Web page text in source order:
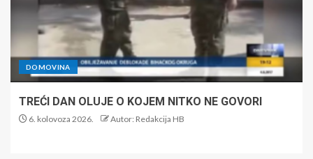
DOMOVINA
TREĆI DAN OLUJE O KOJEM NITKO NE GOVORI
6. kolovoza 2026. Autor: Redakcija HB